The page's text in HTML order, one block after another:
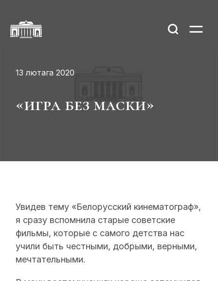
13 лютага 2020
«игра без маски»
Увидев тему «Белорусский кинематограф»,
я сразу вспомнила старые советские
фильмы, которые с самого детства нас
учили быть честными, добрыми, верными,
мечтательными.